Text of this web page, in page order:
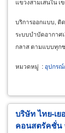
แขวงสามเสนใน
บริการออกแบบ, ติ
ระบบบำบัดอากาศ
กลาส ตามแบบทุก
หมวดหมู่ : อุปกรณ์
บริษัท ไทย-เย
คอนสตรัคชั่น